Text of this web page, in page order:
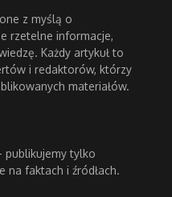
z myślą o
rzetelne informacje,
Każdy artykuł to
i redaktorów, którzy
materiałów.
publikujemy tylko
na faktach i źródłach.